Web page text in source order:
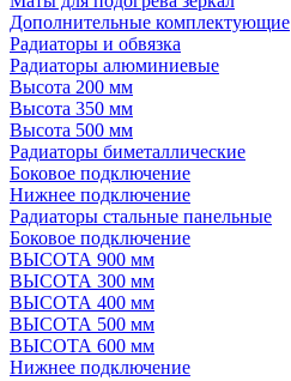
Дополнительные комплектующие
Радиаторы и обвязка
Радиаторы алюминиевые
Высота 200 мм
Высота 350 мм
Высота 500 мм
Радиаторы биметаллические
Боковое подключение
Нижнее подключение
Радиаторы стальные панельные
Боковое подключение
ВЫСОТА 900 мм
ВЫСОТА 300 мм
ВЫСОТА 400 мм
ВЫСОТА 500 мм
ВЫСОТА 600 мм
Нижнее подключение